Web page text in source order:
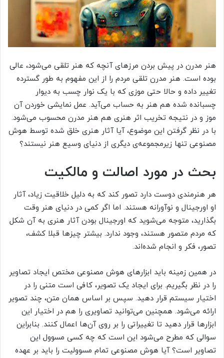
هنر مدرن در پیش بردن مرزهای آنچه که هنر تلقی می‌شود، عالی
بوده است. هنر مدرن تلقی مردم را از این مفهوم به طور گسترده
تغییر داده و حالا حتی موزی که با یک نوار چسب به دیوار
چسبانده شده هم هنر به حساب می‌آید. عمل نمایشی خوردن آن
موز و در نتیجه تخریب اثر هنری هم هنر مدرن محسوب می‌شود.
با در نظر گرفتن این موضوع، آیا آثار هنری خلق شده توسط هوش
مصنوعی تنها زیرمجموعه‌ی دیگری از دنیای وسیع هنر نیستند؟
بحث در مورد اصالت و مالکیت
هر هنرمندی دوست دارد تصور کند که به دلیل خلاقیت زیاد، آثار
او اورجینال و نوآورانه هستند. اما اگر کمی در دنیای هنر وقت
بگذارید، متوجه می‌شوید که اورجینال بودن آثار هنری به آن شکل
که مردم متصور هستند، وجود ندارد. بیشتر چیزها قبلا کشف،
تصور، فکر و انجام شده‌اند.
در همین زمینه باید ابزارهای هوش مصنوعی مختص ایجاد تصاویر
را در نظر بگیریم. برای ایجاد یک تصویر، کافی است متنی را در
اختیار سیستم قرار دهید. سپس بر اساس همان متن، چند تصویر
ارائه می‌شود. همچنین می‌توانید تصاویری را هم در اختیار این
ابزارها قرار دهید تا تغییراتی را بر روی آن‌ها اعمال کنند. بنابراین
سوالی که مطرح می‌شود این است که چه کسی مسوول این
تصاویر است؟ آیا هوش مصنوعی تمام مسوولیت را باید بر عهده